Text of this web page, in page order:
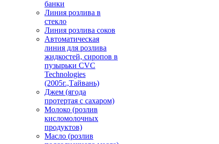
банки
Линия розлива в
стекло
Линия розлива соков
Автоматическая
линия для розлива
жидкостей, сиропов в
пузырьки CVC
Technologies
(2005г.,Тайвань)
Джем (ягода
протертая с сахаром)
Молоко (розлив
кисломолочных
продуктов)
Масло (розлив